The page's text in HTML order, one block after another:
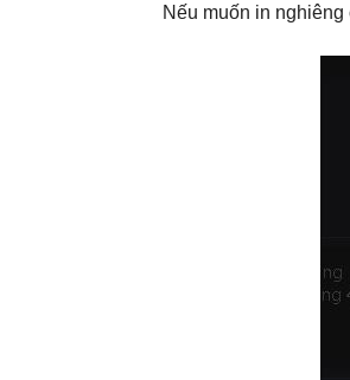
Nếu muốn in